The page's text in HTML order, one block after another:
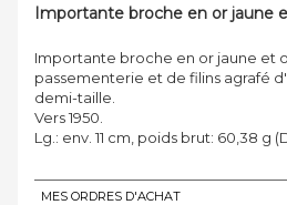
Importante broche en or jaune
Importante broche en or jaune et
passementerie et de filins agrafé
demi-taille.
Vers 1950.
Lg.: env. 11 cm, poids brut: 60,38 g
MES ORDRES D'ACHAT